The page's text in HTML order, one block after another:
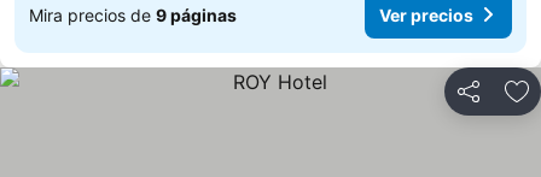
Mira precios de 9 páginas Ver precios
Compartir